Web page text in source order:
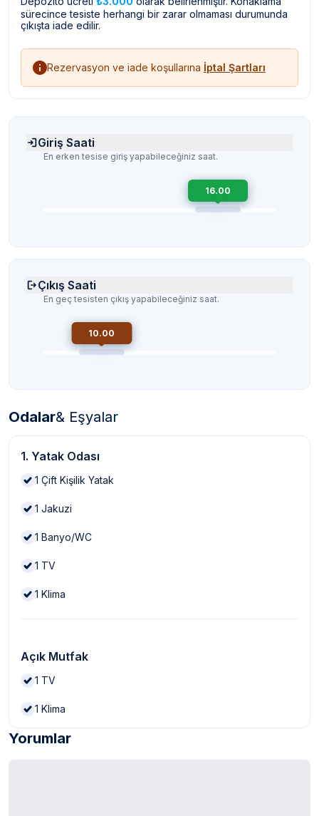
sürecince tesiste herhangi bir zarar olmaması durumunda
çıkışta iade edilir.
Rezervasyon ve iade koşullarına İptal Şartları
Giriş Saati
En erken tesise giriş yapabileceğiniz saat.
16.00
Çıkış Saati
En geç tesisten çıkış yapabileceğiniz saat.
10.00
Odalar& Eşyalar
1. Yatak Odası
1 Çift Kişilik Yatak
1 Jakuzi
1 Banyo/WC
1 TV
1 Klima
Açık Mutfak
1 TV
1 Klima
Yorumlar